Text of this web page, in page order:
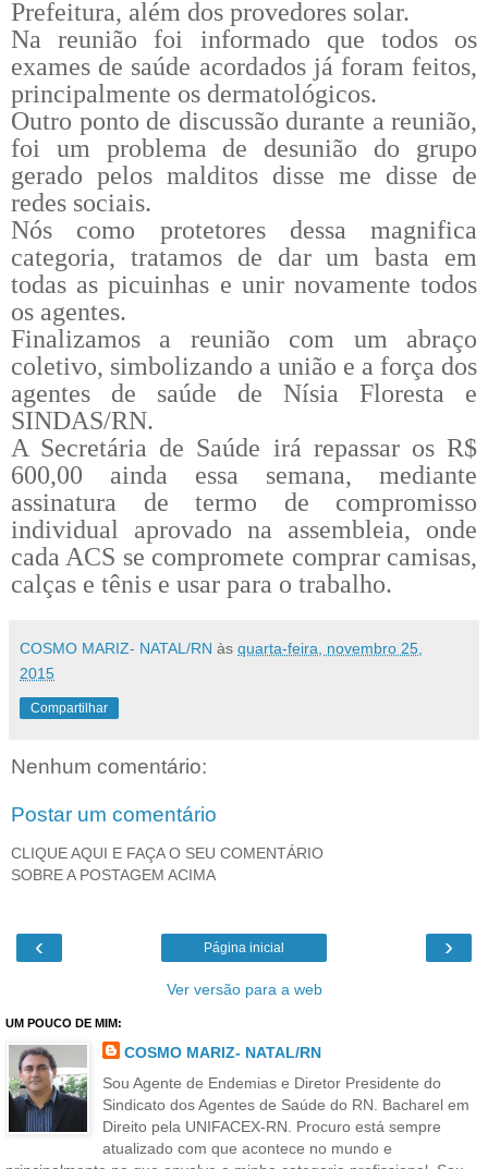
Prefeitura, além dos provedores solar.
Na reunião foi informado que todos os
exames de saúde acordados já foram feitos,
principalmente os dermatológicos.
Outro ponto de discussão durante a reunião,
foi um problema de desunião do grupo
gerado pelos malditos disse me disse de
redes sociais.
Nós como protetores dessa magnifica
categoria, tratamos de dar um basta em
todas as picuinhas e unir novamente todos
os agentes.
Finalizamos a reunião com um abraço
coletivo, simbolizando a união e a força dos
agentes de saúde de Nísia Floresta e
SINDAS/RN.
A Secretária de Saúde irá repassar os R$
600,00 ainda essa semana, mediante
assinatura de termo de compromisso
individual aprovado na assembleia, onde
cada ACS se compromete comprar camisas,
calças e tênis e usar para o trabalho.
COSMO MARIZ- NATAL/RN às quarta-feira, novembro 25,
2015
Compartilhar
Nenhum comentário:
Postar um comentário
CLIQUE AQUI E FAÇA O SEU COMENTÁRIO
SOBRE A POSTAGEM ACIMA
‹ ›
Página inicial
Ver versão para a web
UM POUCO DE MIM:
COSMO MARIZ- NATAL/RN
Sou Agente de Endemias e Diretor Presidente do
Sindicato dos Agentes de Saúde do RN. Bacharel em
Direito pela UNIFACEX-RN. Procuro está sempre
atualizado com que acontece no mundo e